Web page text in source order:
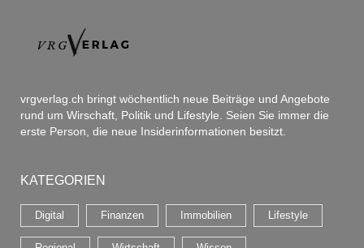
vrgverlag.ch bringt wöchentlich neue Beiträge und Angebote
rund um Wirschaft, Politik und Lifestyle. Seien Sie immer die
erste Person, die neue Insiderinformationen besitzt.
KATEGORIEN
Digital Finanzen Immobilien Lifestyle